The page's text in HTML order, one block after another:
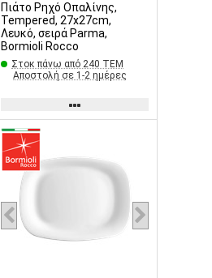
Πιάτο Ρηχό Οπαλίνης,
Tempered, 27x27cm,
Λευκό, σειρά Parma,
Bormioli Rocco
Στοκ πάνω από 240 ΤΕΜ
Αποστολή σε 1-2 ημέρες